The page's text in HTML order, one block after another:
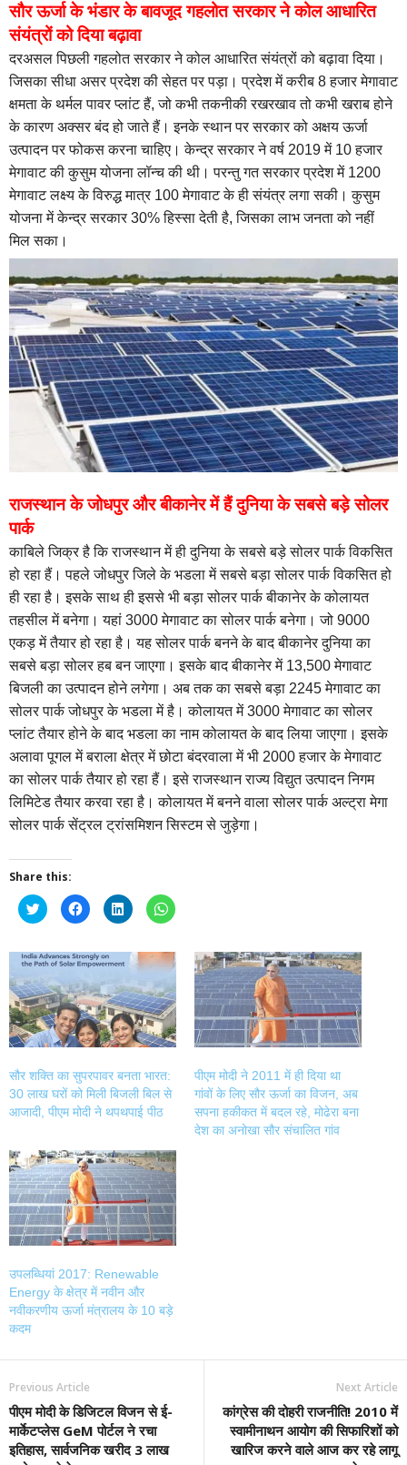
सौर ऊर्जा के भंडार के बावजूद गहलोत सरकार ने कोल आधारित
संयंत्रों को दिया बढ़ावा
दरअसल पिछली गहलोत सरकार ने कोल आधारित संयंत्रों को बढ़ावा दिया।
जिसका सीधा असर प्रदेश की सेहत पर पड़ा। प्रदेश में करीब 8 हजार मेगावाट
क्षमता के थर्मल पावर प्लांट हैं, जो कभी तकनीकी रखरखाव तो कभी खराब होने
के कारण अक्सर बंद हो जाते हैं। इनके स्थान पर सरकार को अक्षय ऊर्जा
उत्पादन पर फोकस करना चाहिए। केन्द्र सरकार ने वर्ष 2019 में 10 हजार
मेगावाट की कुसुम योजना लॉन्च की थी। परन्तु गत सरकार प्रदेश में 1200
मेगावाट लक्ष्य के विरुद्ध मात्र 100 मेगावाट के ही संयंत्र लगा सकी। कुसुम
योजना में केन्द्र सरकार 30% हिस्सा देती है, जिसका लाभ जनता को नहीं
मिल सका।
राजस्थान के जोधपुर और बीकानेर में हैं दुनिया के सबसे बड़े सोलर
पार्क
काबिले जिक्र है कि राजस्थान में ही दुनिया के सबसे बड़े सोलर पार्क विकसित
हो रहा हैं। पहले जोधपुर जिले के भडला में सबसे बड़ा सोलर पार्क विकसित हो
ही रहा है। इसके साथ ही इससे भी बड़ा सोलर पार्क बीकानेर के कोलायत
तहसील में बनेगा। यहां 3000 मेगावाट का सोलर पार्क बनेगा। जो 9000
एकड़ में तैयार हो रहा है। यह सोलर पार्क बनने के बाद बीकानेर दुनिया का
सबसे बड़ा सोलर हब बन जाएगा। इसके बाद बीकानेर में 13,500 मेगावाट
बिजली का उत्पादन होने लगेगा। अब तक का सबसे बड़ा 2245 मेगावाट का
सोलर पार्क जोधपुर के भडला में है। कोलायत में 3000 मेगावाट का सोलर
प्लांट तैयार होने के बाद भडला का नाम कोलायत के बाद लिया जाएगा। इसके
अलावा पूगल में बराला क्षेत्र में छोटा बंदरवाला में भी 2000 हजार के मेगावाट
का सोलर पार्क तैयार हो रहा हैं। इसे राजस्थान राज्य विद्युत उत्पादन निगम
लिमिटेड तैयार करवा रहा है। कोलायत में बनने वाला सोलर पार्क अल्ट्रा मेगा
सोलर पार्क सेंट्रल ट्रांसमिशन सिस्टम से जुड़ेगा।
Share this:
Click
to
share
Twitter
(Opens
in
new
window)
Click
to
share
Facebook
(Opens
in
new
window)
Click
to
share
LinkedIn
(Opens
window)
Click
to
WhatsApp
(Opens
in
new
window)
सौर शक्ति का सुपरपावर बनता भारत:
30 लाख घरों को मिली बिजली बिल से
आजादी, पीएम मोदी ने थपथपाई पीठ
पीएम मोदी ने 2011 में ही दिया था
गांवों के लिए सौर ऊर्जा का विजन, अब
सपना हकीकत में बदल रहे, मोढेरा बना
देश का अनोखा सौर संचालित गांव
उपलब्धियां 2017: Renewable
Energy के क्षेत्र में नवीन और
नवीकरणीय ऊर्जा मंत्रालय के 10 बड़े
कदम
Previous Article
पीएम मोदी के डिजिटल विजन से ई-
मार्केटप्लेस GeM पोर्टल ने रचा
इतिहास, सार्वजनिक खरीद 3 लाख
Next Article
कांग्रेस की दोहरी राजनीति! 2010 में
स्वामीनाथन आयोग की सिफारिशों को
खारिज करने वाले आज कर रहे लागू